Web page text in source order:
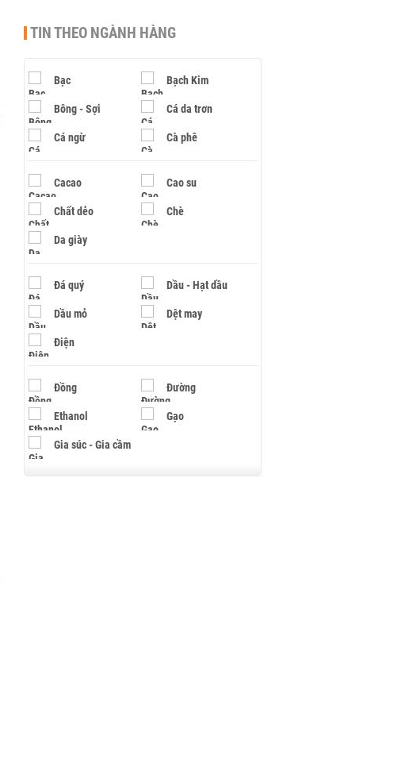
TIN THEO NGÀNH HÀNG
Bạc Bạch Kim
Bông - Sợi Cá da trơn
Cá ngừ Cà phê
Cacao Cao su
Chất dẻo Chè
Da giày
Đá quý Dầu - Hạt dầu
Dầu mỏ Dệt may
Điện
Đồng Đường
Ethanol Gạo
Gia súc - Gia cầm